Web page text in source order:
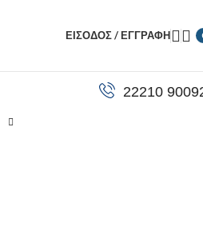
ΕΊΣΟΔΟΣ / ΕΓΓΡΑΦΉ
22210